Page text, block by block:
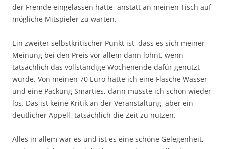
der Fremde eingelassen hätte, anstatt an meinen Tisch auf
mögliche Mitspieler zu warten.
Ein zweiter selbstkritischer Punkt ist, dass es sich meiner
Meinung bei den Preis vor allem dann lohnt, wenn
tatsächlich das vollständige Wochenende dafür genutzt
wurde. Von meinen 70 Euro hatte ich eine Flasche Wasser
und eine Packung Smarties, dann musste ich schon wieder
los. Das ist keine Kritik an der Veranstaltung, aber ein
deutlicher Appell, tatsächlich die Zeit zu nutzen.
Alles in allem war es und ist es eine schöne Gelegenheit,